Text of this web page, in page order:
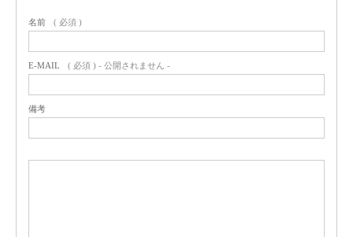
名前 ( 必須 )
E-MAIL ( 必須 ) - 公開されません -
備考